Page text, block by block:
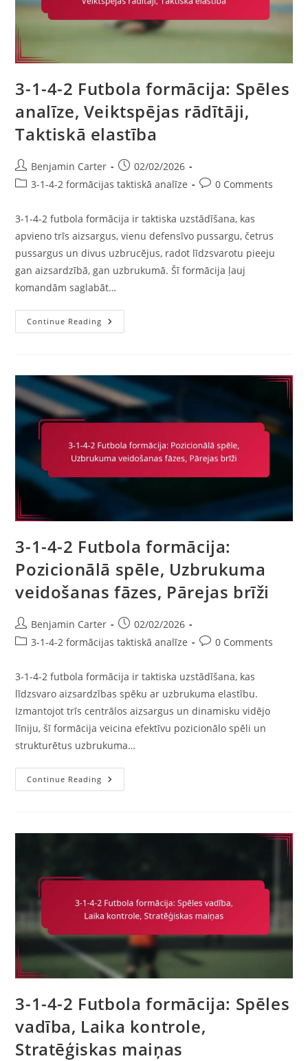
3-1-4-2 Futbola formācija: Spēles
analīze, Veiktspējas rādītāji,
Taktiskā elastība
Post
author:
Benjamin Carter
Post
published:
02/02/2026
Post3-1-4-2 formācijas taktiskā analīze
Post0 Comments
3-1-4-2 futbola formācija ir taktiska uzstādīšana, kas
apvieno trīs aizsargus, vienu defensīvo pussargu, četrus
pussargus un divus uzbrucējus, radot līdzsvarotu pieeju
gan aizsardzībā, gan uzbrukumā. Šī formācija ļauj
komandām saglabāt…
Continue Reading 3-
1-
Spēles
Analīze,
Veiktspējas
Rādītāji,
Taktiskā
Elastība
3-1-4-2 Futbola formācija:
Pozicionālā spēle, Uzbrukuma
veidošanas fāzes, Pārejas brīži
Post
author:
Benjamin Carter
Post
published:
02/02/2026
Post3-1-4-2 formācijas taktiskā analīze
Post0 Comments
3-1-4-2 futbola formācija ir taktiska uzstādīšana, kas
līdzsvaro aizsardzības spēku ar uzbrukuma elastību.
Izmantojot trīs centrālos aizsargus un dinamisku vidējo
līniju, šī formācija veicina efektīvu pozicionālo spēli un
strukturētus uzbrukuma…
Continue Reading 3-
1-
Pozicionālā
Pārejas
3-1-4-2 Futbola formācija: Spēles
vadība, Laika kontrole,
Stratēģiskas maiņas